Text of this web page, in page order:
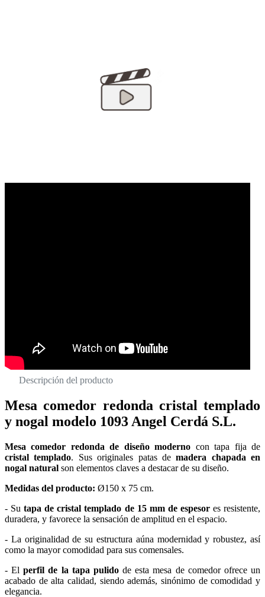
Descripción del producto
Mesa comedor redonda cristal templado
y nogal modelo 1093 Angel Cerdá S.L.
Mesa comedor redonda de diseño moderno con tapa fija de
cristal templado. Sus originales patas demadera chapada en
nogal natural son elementos claves a destacar de su diseño.
Medidas del producto: Ø150 x 75 cm.
- Sutapa de cristal templado de 15 mm de espesores resistente,
duradera, y favorece la sensación de amplitud en el espacio.
- La originalidad de su estructura aúna modernidad y robustez, así
como la mayor comodidad para sus comensales.
- Elperfil de la tapa pulidode esta mesa de comedor ofrece un
acabado de alta calidad, siendo además, sinónimo de comodidad y
elegancia.